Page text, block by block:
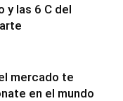
y las 6 C del
mercado te
en el mundo